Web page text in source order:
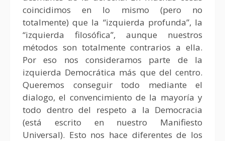
coincidimos en lo mismo (pero no
totalmente) que la “izquierda profunda”, la
“izquierda filosófica”, aunque nuestros
métodos son totalmente contrarios a ella.
Por eso nos consideramos parte de la
izquierda Democrática más que del centro.
Queremos conseguir todo mediante el
dialogo, el convencimiento de la mayoría y
todo dentro del respeto a la Democracia
(está escrito en nuestro Manifiesto
Universal). Esto nos hace diferentes de los